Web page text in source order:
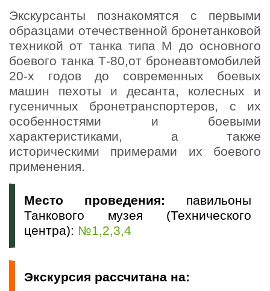
Экскурсанты познакомятся с первыми
образцами отечественной бронетанковой
техникой от танка типа М до основного
боевого танка Т-80,от бронеавтомобилей
20-х годов до современных боевых
машин пехоты и десанта, колесных и
гусеничных бронетранспортеров, с их
особенностями и боевыми
характеристиками, а также
историческими примерами их боевого
применения.
Место проведения: павильоны
Танкового музея (Технического
центра): №1,2,3,4
Экскурсия рассчитана на: